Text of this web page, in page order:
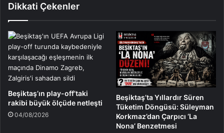
Dikkati Çekenler
Beşiktaş’ın play-off’taki
rakibi büyük ölçüde netleşti
04/08/2026
Beşiktaş’ta Yıllardır Süren
Tüketim Döngüsü: Süleyman
Korkmaz’dan Çarpıcı ‘La
Nona’ Benzetmesi